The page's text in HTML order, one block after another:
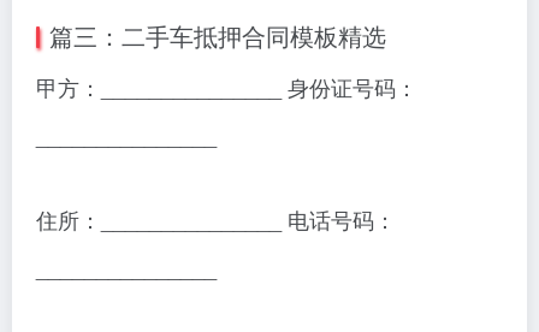
篇三：二手车抵押合同模板精选
甲方：_______________ 身份证号码：
住所：_______________ 电话号码：